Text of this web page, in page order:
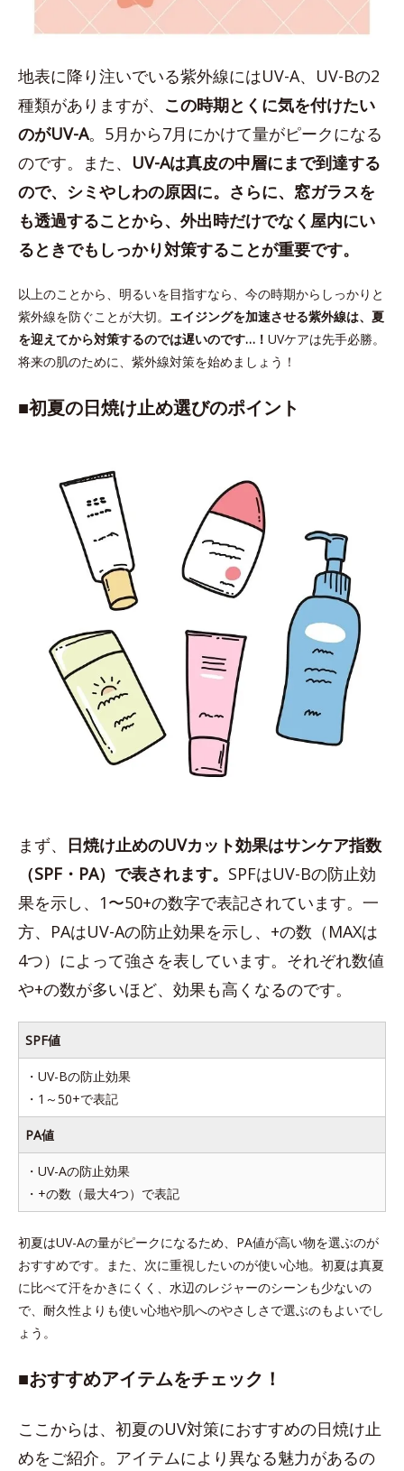
地表に降り注いでいる紫外線にはUV-A、UV-Bの2
種類がありますが、 この時期とくに気を付けたい
のがUV-A。5月から7月にかけて量がピークになる
のです。また、 UV-Aは真皮の中層にまで到達する
ので、シミやしわの原因に。さらに、窓ガラスを
も透過することから、外出時だけでなく屋内にい
るときでもしっかり対策することが重要です。
以上のことから、明るいを目指すなら、今の時期からしっかりと
紫外線を防ぐことが大切。 エイジングを加速させる紫外線は、夏
を迎えてから対策するのでは遅いのです…！ UVケアは先手必勝。
将来の肌のために、紫外線対策を始めましょう！
■初夏の日焼け止め選びのポイント
まず、 日焼け止めのUVカット効果はサンケア指数
（SPF・PA）で表されます。 SPFはUV-Bの防止効
果を示し、1〜50+の数字で表記されています。一
方、PAはUV-Aの防止効果を示し、+の数（MAXは
4つ）によって強さを表しています。それぞれ数値
や+の数が多いほど、効果も高くなるのです。
SPF値
・UV-Bの防止効果
・1～50+で表記
PA値
・UV-Aの防止効果
・+の数（最大4つ）で表記
初夏はUV-Aの量がピークになるため、PA値が高い物を選ぶのが
おすすめです。また、次に重視したいのが使い心地。初夏は真夏
に比べて汗をかきにくく、水辺のレジャーのシーンも少ないの
で、耐久性よりも使い心地や肌へのやさしさで選ぶのもよいでし
ょう。
■おすすめアイテムをチェック！
ここからは、初夏のUV対策におすすめの日焼け止
めをご紹介。アイテムにより異なる魅力があるの